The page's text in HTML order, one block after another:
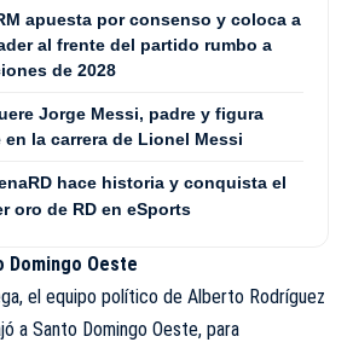
apuesta por consenso y coloca a
al frente del partido rumbo a
de 2028
Jorge Messi, padre y figura
en la carrera de Lionel Messi
hace historia y conquista el
oro de RD en eSports
Domingo Oeste
el equipo político de Alberto Rodríguez
a Santo Domingo Oeste, para